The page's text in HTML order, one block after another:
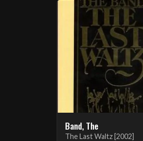
Band, The
The Last Waltz [2002]